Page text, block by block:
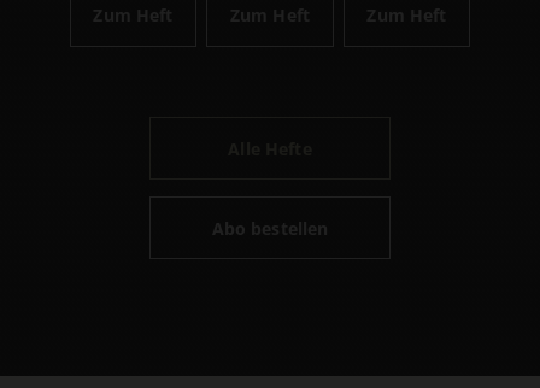
Zum Heft Zum Heft Zum Heft
Abo bestellen